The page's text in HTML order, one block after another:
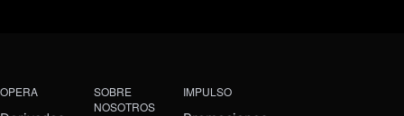
OPERA
SOBRE
NOSOTROS
IMPULSO